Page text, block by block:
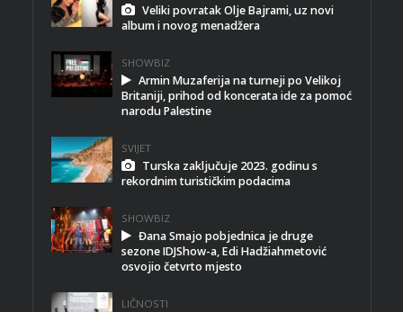
Veliki povratak Olje Bajrami, uz novi
album i novog menadžera
SHOWBIZ
Armin Muzaferija na turneji po Velikoj
Britaniji, prihod od koncerata ide za pomoć
narodu Palestine
SVIJET
Turska zaključuje 2023. godinu s
rekordnim turističkim podacima
SHOWBIZ
Đana Smajo pobjednica je druge
sezone IDJShow-a, Edi Hadžiahmetović
osvojio četvrto mjesto
LIČNOSTI